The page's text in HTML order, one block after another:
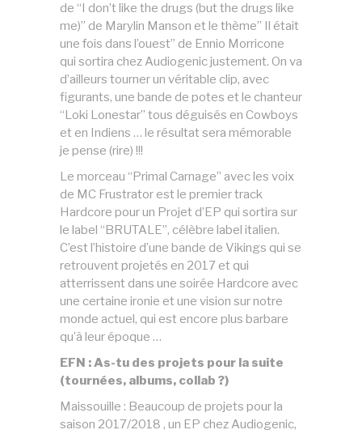
de “I don’t like the drugs (but the drugs like
me)” de Marylin Manson et le thème” Il était
une fois dans l’ouest” de Ennio Morricone
qui sortira chez Audiogenic justement. On va
d’ailleurs tourner un véritable clip, avec
figurants, une bande de potes et le chanteur
“Loki Lonestar” tous déguisés en Cowboys
et en Indiens … le résultat sera mémorable
je pense (rire) !!!
Le morceau “Primal Carnage” avec les voix
de MC Frustrator est le premier track
Hardcore pour un Projet d’EP qui sortira sur
le label “BRUTALE”, célèbre label italien.
C’est l’histoire d’une bande de Vikings qui se
retrouvent projetés en 2017 et qui
atterrissent dans une soirée Hardcore avec
une certaine ironie et une vision sur notre
monde actuel, qui est encore plus barbare
qu’à leur époque …
EFN : As-tu des projets pour la suite
(tournées, albums, collab ?)
Maissouille : Beaucoup de projets pour la
saison 2017/2018 , un EP chez Audiogenic,